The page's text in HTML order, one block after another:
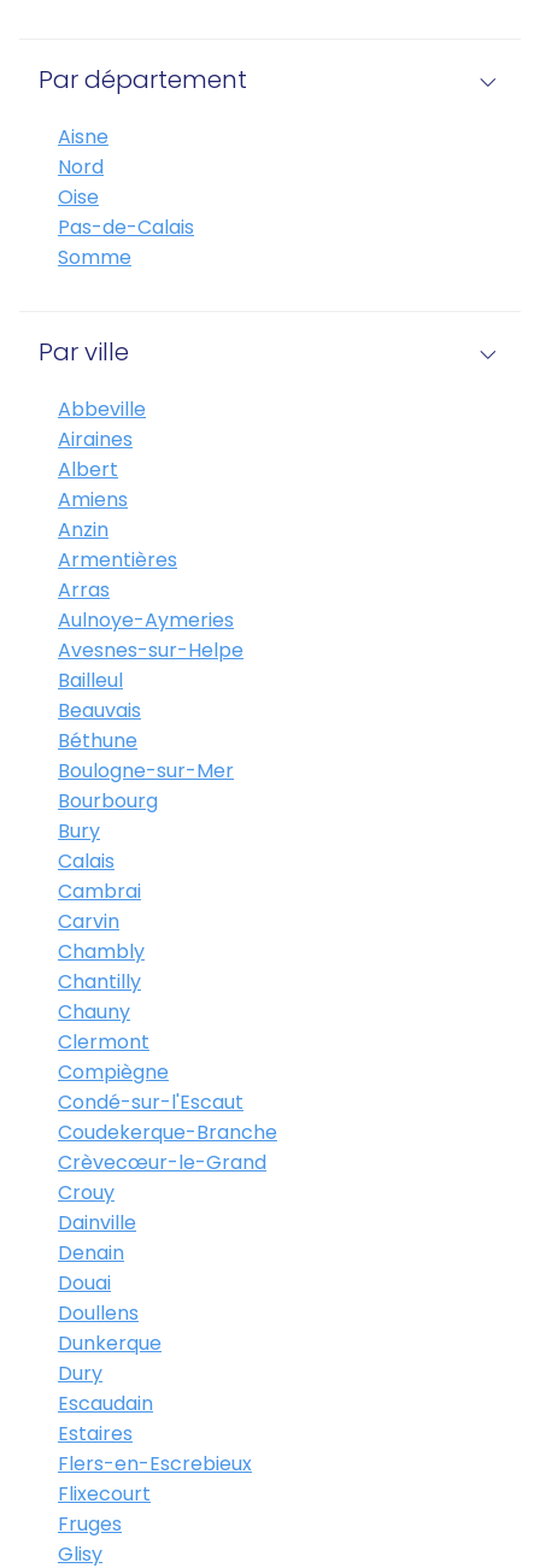
Par département
Aisne
Nord
Oise
Pas-de-Calais
Somme
Par ville
Abbeville
Airaines
Albert
Amiens
Anzin
Armentières
Arras
Aulnoye-Aymeries
Avesnes-sur-Helpe
Bailleul
Beauvais
Béthune
Boulogne-sur-Mer
Bourbourg
Bury
Calais
Cambrai
Carvin
Chambly
Chantilly
Chauny
Clermont
Compiègne
Condé-sur-l'Escaut
Coudekerque-Branche
Crèvecœur-le-Grand
Crouy
Dainville
Denain
Douai
Doullens
Dunkerque
Dury
Escaudain
Estaires
Flers-en-Escrebieux
Flixecourt
Fruges
Glisy